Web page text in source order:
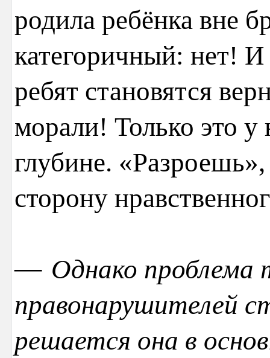
родила ребёнка вне
категоричный: нет!
ребят становятся
морали! Только это у
глубине.
сторону
— Однако проблема
правонарушителей
решается она в